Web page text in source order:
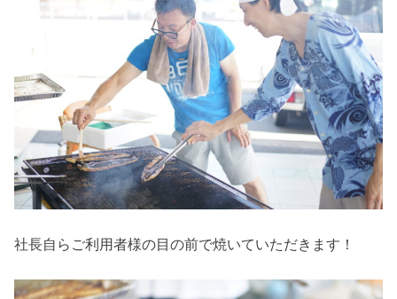
社長自らご利用者様の目の前で焼いていただきます！